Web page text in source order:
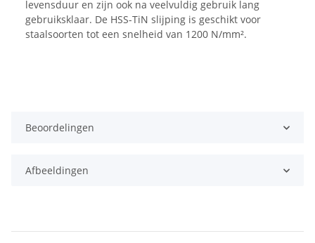
levensduur en zijn ook na veelvuldig gebruik lang
gebruiksklaar. De HSS-TiN slijping is geschikt voor
staalsoorten tot een snelheid van 1200 N/mm².
Beoordelingen
Afbeeldingen